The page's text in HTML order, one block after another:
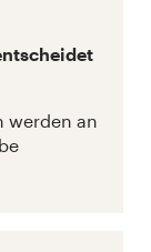
werden an